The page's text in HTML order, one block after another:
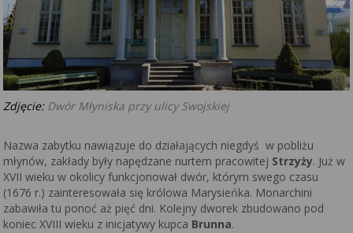
Zdjęcie:Dwór Młyniska przy ulicy Swojskiej
Nazwa zabytku nawiązuje do działających niegdyś w pobliżu
młynów, zakłady były napędzane nurtem pracowitej Strzyży. Już w
XVII wieku w okolicy funkcjonował dwór, którym swego czasu
(1676 r.) zainteresowała się królowa Marysieńka. Monarchini
zabawiła tu ponoć aż pięć dni. Kolejny dworek zbudowano pod
koniec XVIII wieku z inicjatywy kupca Brunna.